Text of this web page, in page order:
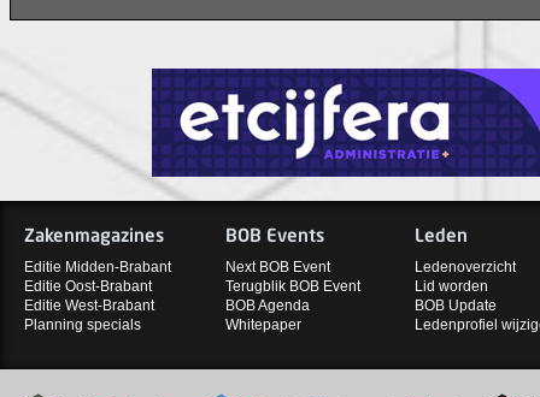
Zakenmagazines
Editie Midden-Brabant
Editie Oost-Brabant
Editie West-Brabant
Planning specials
BOB Events
Next BOB Event
Terugblik BOB Event
BOB Agenda
Whitepaper
Leden
Ledenoverzicht
Lid worden
BOB Update
Ledenprofiel